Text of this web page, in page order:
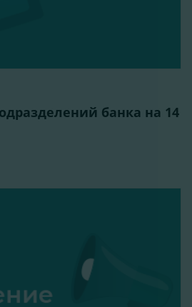
банка на 14